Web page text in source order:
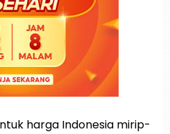
harga Indonesia mirip-